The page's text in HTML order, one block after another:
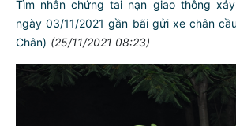
Tìm nhân chứng tai nạn giao thông
ngày 03/11/2021 gần bãi gửi xe chân
Chân) (25/11/2021 08:23)